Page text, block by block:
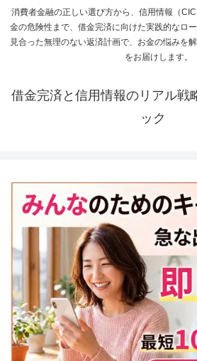
消費者金融の正しい選び方から、信用情報（
金の危険性まで、借金完済に向けた実践的なロ
見合った無理のない返済計画で、お金の悩みを
をお届けします。
借金完済と信用情報のリアル戦
ック